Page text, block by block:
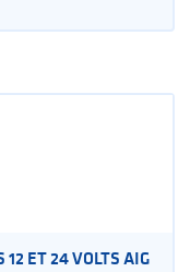
ET 24 VOLTS AIG